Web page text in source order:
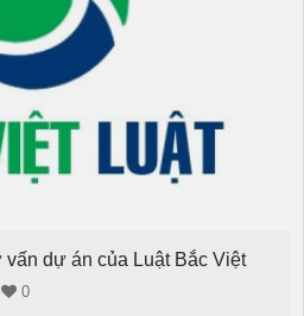
vấn dự án của Luật Bắc Việt
0